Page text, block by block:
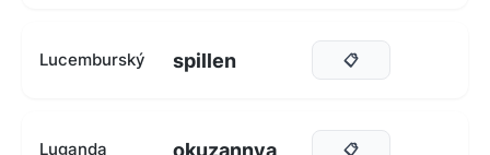
Lucemburský spillen 📋
Luganda okuzannya 📋